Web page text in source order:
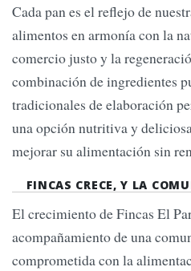
Cada pan es el reflejo de
alimentos en armonía con la
comercio justo y la
combinación de ingredientes
tradicionales de elaboración
una opción nutritiva y
mejorar su alimentación sin
FINCAS CRECE, Y LA
El crecimiento de Fincas El
acompañamiento de una
comprometida con la